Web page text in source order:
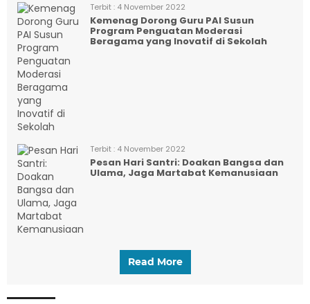
Terbit : 4 November 2022
Kemenag Dorong Guru PAI Susun
Program Penguatan Moderasi
Beragama yang Inovatif di Sekolah
Terbit : 4 November 2022
Pesan Hari Santri: Doakan Bangsa dan
Ulama, Jaga Martabat Kemanusiaan
Read More